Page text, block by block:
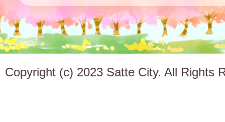
Copyright (c) 2023 Satte City. All Rights